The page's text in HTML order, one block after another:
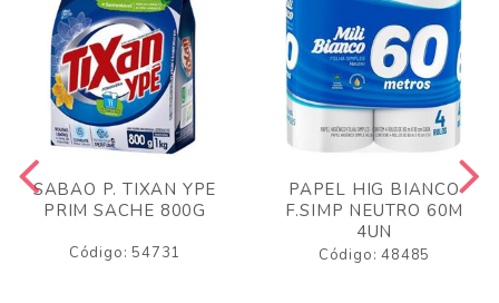
SABAO P. TIXAN YPE
PRIM SACHE 800G
Código: 54731
PAPEL HIG BIANCO
F.SIMP NEUTRO 60M
4UN
Código: 48485